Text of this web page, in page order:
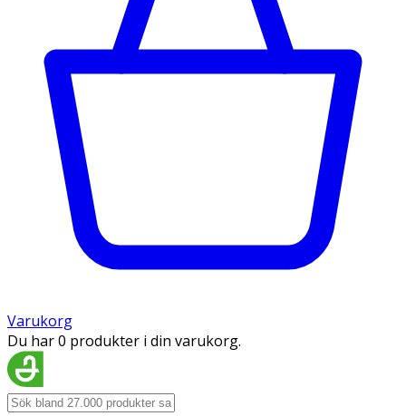
Varukorg
Du har 0 produkter i din varukorg.